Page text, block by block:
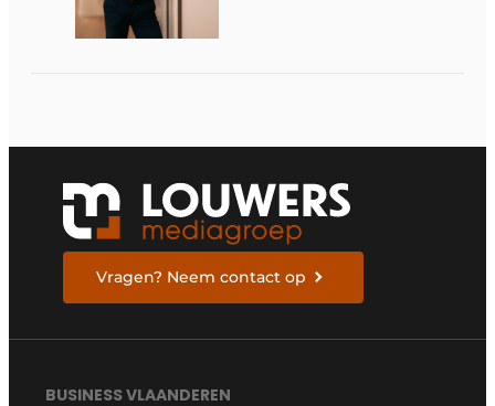
Vragen? Neem contact op
BUSINESS VLAANDEREN